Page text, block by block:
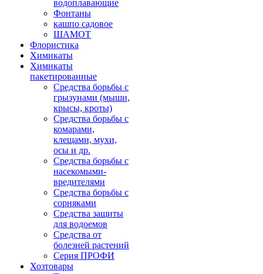
водоплавающие
Фонтаны
кашпо садовое
ШАМОТ
Флористика
Химикаты
Химикаты
пакетированные
Средства борьбы с
грызунами (мыши,
крысы, кроты)
Средства борьбы с
комарами,
клещами, мухи,
осы и др.
Средства борьбы с
насекомыми-
вредителями
Средства борьбы с
сорняками
Средства защиты
для водоемов
Средства от
болезней растений
Серия ПРОФИ
Хозтовары